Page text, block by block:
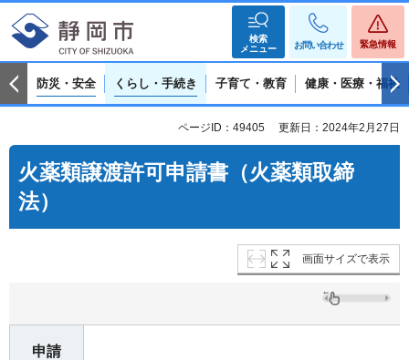
検索
メニュー
お問い合わせ 緊急情報
防災・安全 くらし・手続き 子育て・教育 健康・医療・福祉
ページID：49405 更新日：2024年2月27日
火薬類譲渡許可申請書（火薬類取締
法）
画面サイズで表示
申請